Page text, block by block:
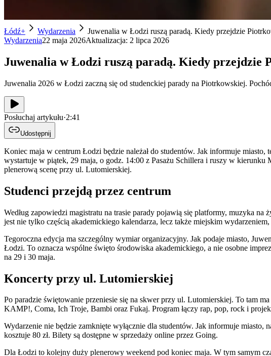
Łódź+ Wydarzenia
Juwenalia w Łodzi ruszą paradą. Kiedy przejdzie
Wydarzenia22 maja 2026Aktualizacja: 2 lipca 2026
Juwenalia w Łodzi ruszą paradą. Kiedy przejdzie
Juwenalia 2026 w Łodzi zaczną się od studenckiej parady na Piotrkowskiej.
Posłuchaj artykułu·2:41
Udostępnij
Koniec maja w centrum Łodzi będzie należał do studentów. Jak informuje
wystartuje w piątek, 29 maja, o godz. 14:00 z Pasażu Schillera i ruszy w
plenerową scenę przy ul. Lutomierskiej.
Studenci przejdą przez centrum
Według zapowiedzi magistratu na trasie parady pojawią się platformy, muzyka
jest nie tylko częścią akademickiego kalendarza, lecz także miejskim
Tegoroczna edycja ma szczególny wymiar organizacyjny. Jak podaje miasto,
Łodzi. To oznacza wspólne święto środowiska akademickiego, a nie osobne
na 29 i 30 maja.
Koncerty przy ul. Lutomierskiej
Po paradzie świętowanie przeniesie się na skwer przy ul. Lutomierskiej. To tam
KAMP!, Coma, Ich Troje, Bambi oraz Fukaj. Program łączy rap, pop, rock i
Wydarzenie nie będzie zamknięte wyłącznie dla studentów. Jak informuje
kosztuje 80 zł. Bilety są dostępne w sprzedaży online przez Going.
Dla Łodzi to kolejny duży plenerowy weekend pod koniec maja. W tym samym